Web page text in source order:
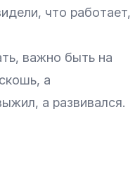
что работает,
важно быть на
а
а развивался.